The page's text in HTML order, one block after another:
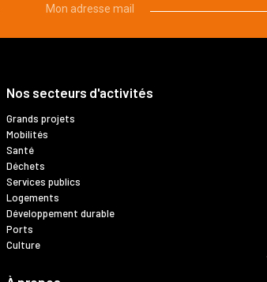
Mon adresse mail
Nos secteurs d'activités
Grands projets
Mobilités
Santé
Déchets
Services publics
Logements
Développement durable
Ports
Culture